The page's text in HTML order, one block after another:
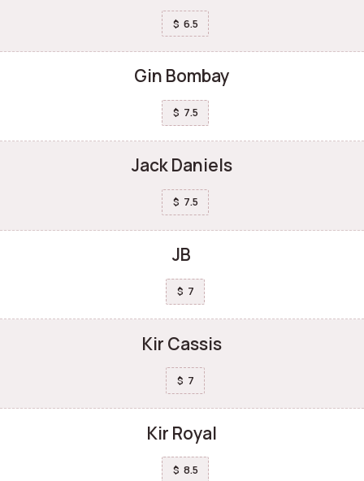
$ 6.5
Gin Bombay
$ 7.5
Jack Daniels
$ 7.5
JB
$ 7
Kir Cassis
$ 7
Kir Royal
$ 8.5